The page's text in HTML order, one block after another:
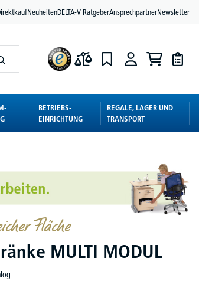
NeuheitenDELTA-V RatgeberAnsprechpartnerNewsletter
BETRIEBS-
EINRICHTUNG
REGALE, LAGER UND
TRANSPORT
Fläche
MULTI MODUL